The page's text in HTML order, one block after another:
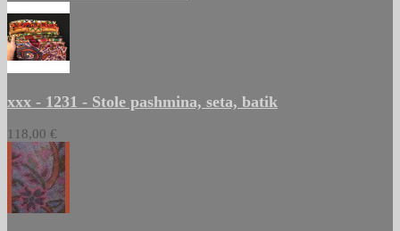
xxx - 1231 - Stole pashmina, seta, batik
118,00 €